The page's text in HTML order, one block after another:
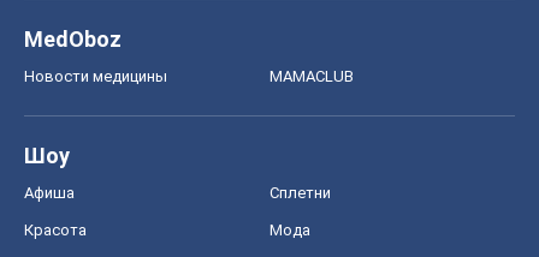
MedOboz
Новости медицины MAMACLUB
Шоу
Афиша Сплетни
Красота Мода